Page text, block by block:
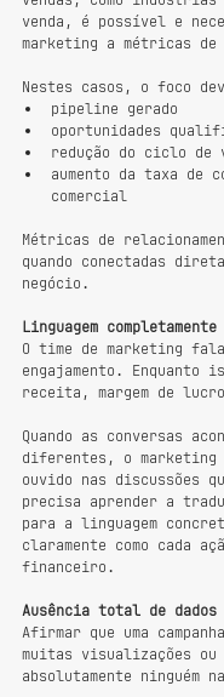
venda, é possível e
marketing a métricas de
Nestes casos, o foco
pipeline gerado
oportunidades
redução do ciclo de
aumento da taxa de
comercial
Métricas de
quando conectadas
negócio.
Linguagem
O time de marketing
engajamento. Enquanto
receita, margem de
Quando as conversas
diferentes, o marketing
ouvido nas discussões
precisa aprender a
para a linguagem
claramente como cada
financeiro.
Ausência total de dados
Afirmar que uma
muitas visualizações ou
absolutamente ninguém